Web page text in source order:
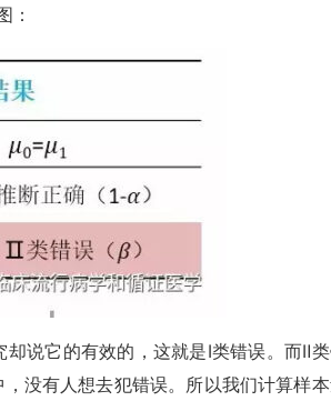
：
说它的有效的，这就是Ⅰ类错误。而Ⅱ
没有人想去犯错误。所以我们计算样